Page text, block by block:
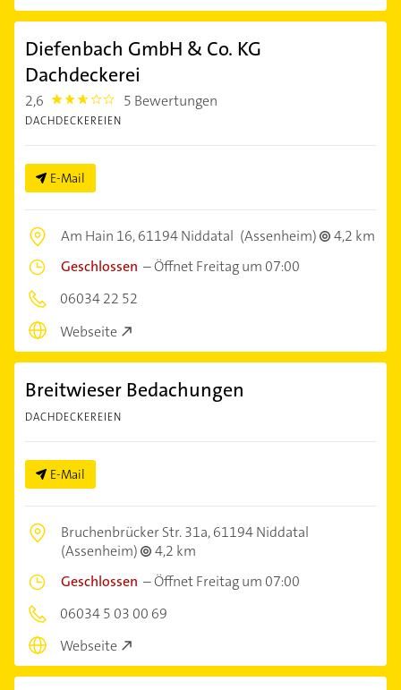
Diefenbach GmbH & Co. KG
Dachdeckerei
2,6 2.6000001 5 Bewertungen
DACHDECKEREIEN
E-Mail
Am Hain 16,61194 Niddatal (Assenheim)
4,2 km
Geschlossen –Öffnet Freitag um 07:00
06034 22 52
Webseite
Breitwieser Bedachungen
DACHDECKEREIEN
E-Mail
Bruchenbrücker Str. 31a,61194 Niddatal
(Assenheim)
4,2 km
Geschlossen –Öffnet Freitag um 07:00
06034 5 03 00 69
Webseite